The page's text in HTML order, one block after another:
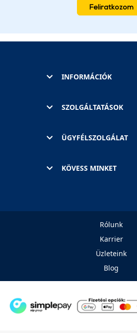
Feliratkozom
INFORMÁCIÓK
SZOLGÁLTATÁSOK
ÜGYFÉLSZOLGÁLAT
KÖVESS MINKET
Rólunk
Karrier
Üzleteink
Blog